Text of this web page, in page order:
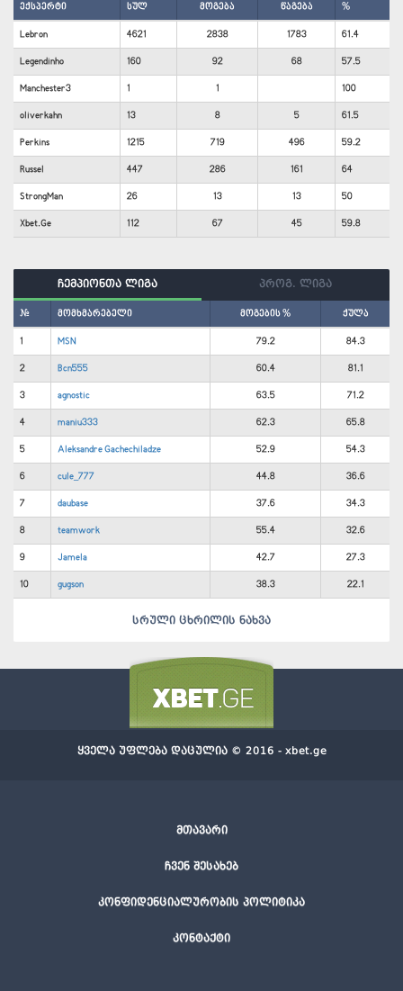
ექსპერტი სულ მოგება წაგება %
Lebron 4621 2838 1783 61.4
Legendinho 160 92 68 57.5
Manchester3 1 1 100
oliverkahn 13 8 5 61.5
Perkins 1215 719 496 59.2
Russel 447 286 161 64
StrongMan 26 13 13 50
Xbet.Ge 112 67 45 59.8
ჩემპიონთა ლიგა პროგ. ლიგა
# მომხმარებელი მოგების % ქულა
1 MSN 79.2 84.3
2 Bcn555 60.4 81.1
3 agnostic 63.5 71.2
4 maniu333 62.3 65.8
5 Aleksandre Gachechiladze 52.9 54.3
6 cule_777 44.8 36.6
7 daubase 37.6 34.3
8 teamwork 55.4 32.6
9 Jamela 42.7 27.3
10 gugson 38.3 22.1
სრული ცხრილის ნახვა
მთავარი
ჩვენ შესახებ
კონფიდენციალურობის პოლიტიკა
კონტაქტი
ყველა უფლება დაცულია © 2016 - xbet.ge